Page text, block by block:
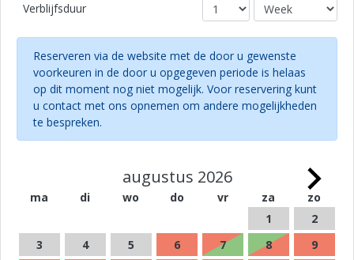
Verblijfsduur
Reserveren via de website met de door u gewenste
voorkeuren in de door u opgegeven periode is helaas
op dit moment nog niet mogelijk. Voor reservering kunt
u contact met ons opnemen om andere mogelijkheden
te bespreken.
augustus 2026
ma di wo do vr za
zo
1
2
3
4 5 6 7 8 9